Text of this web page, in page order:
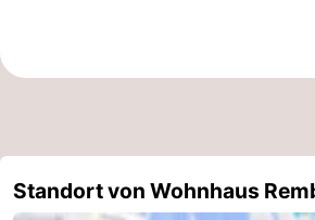
Kontakt
Standort von Wohnhaus